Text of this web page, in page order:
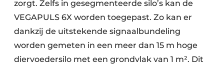
zorgt. Zelfs in gesegmenteerde silo’s kan de
VEGAPULS 6X worden toegepast. Zo kan er
dankzij de uitstekende signaalbundeling
worden gemeten in een meer dan 15 m hoge
diervoedersilo met een grondvlak van 1 m². Dit